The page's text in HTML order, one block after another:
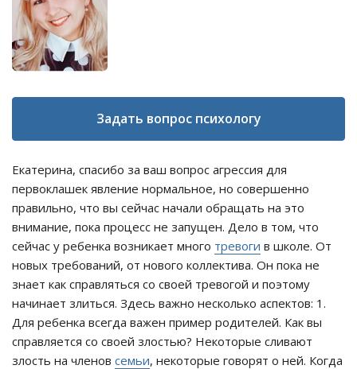
Задать вопрос психологу
Екатерина, спасибо за ваш вопрос агрессия для
первоклашек явление нормальное, но совершенно
правильно, что вы сейчас начали обращать на это
внимание, пока процесс не запущен. Дело в том, что
сейчас у ребенка возникает много тревоги в школе. От
новых требований, от нового коллектива. Он пока не
знает как справляться со своей тревогой и поэтому
начинает злиться. Здесь важно несколько аспектов: 1.
Для ребенка всегда важен пример родителей. Как вы
справляется со своей злостью? Некоторые сливают
злость на членов семьи, некоторые говорят о ней. Когда